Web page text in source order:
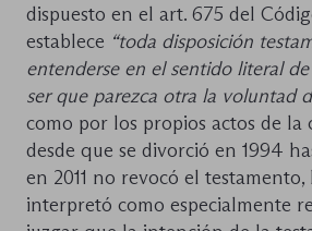
dispuesto en el art. 675 del
establece “toda disposición
entenderse en el sentido literal
ser que parezca otra la voluntad
como por los propios actos de la
desde que se divorció en 1994
en 2011 no revocó el testamento,
interpretó como especialmente